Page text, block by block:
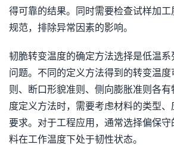
得可靠的结果。同时需要检查试样加
规范，排除异常因素的影响。
韧脆转变温度的确定方法选择是低温
问题。不同的定义方法得到的转变温
则、断口形貌准则、侧向膨胀准则各
度定义方法时，需要考虑材料的类型
要求。对于工程应用，通常选择偏保
料在工作温度下处于韧性状态。